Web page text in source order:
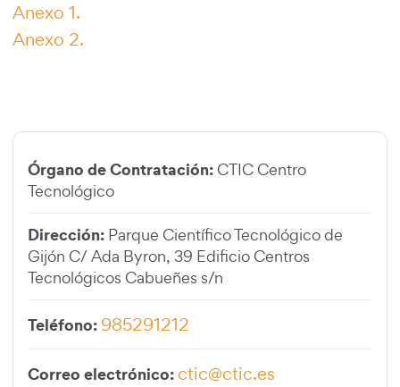
Anexo 1.
Anexo 2.
Órgano de Contratación: CTIC Centro
Tecnológico
Dirección: Parque Científico Tecnológico de
Gijón C/ Ada Byron, 39 Edificio Centros
Tecnológicos Cabueñes s/n
Teléfono: 985291212
Correo electrónico: ctic@ctic.es